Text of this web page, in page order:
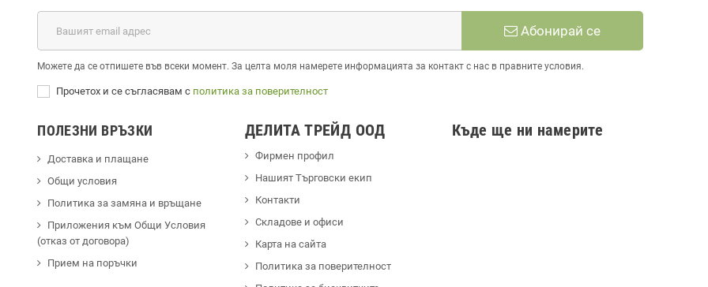
Абонирай се
Можете да се отпишете във всеки момент. За целта моля намерете информацията за контакт с нас в правните условия.
Прочетох и се съгласявам с политика за поверителност
ПОЛЕЗНИ ВРЪЗКИ
Доставка и плащане
Общи условия
Политика за замяна и връщане
Приложения към Общи Условия
(отказ от договора)
Прием на поръчки
ДЕЛИТА ТРЕЙД ООД
Фирмен профил
Hашият Търговски екип
Контакти
Cкладове и офиси
Карта на сайта
Политика за поверителност
Къде ще ни намерите